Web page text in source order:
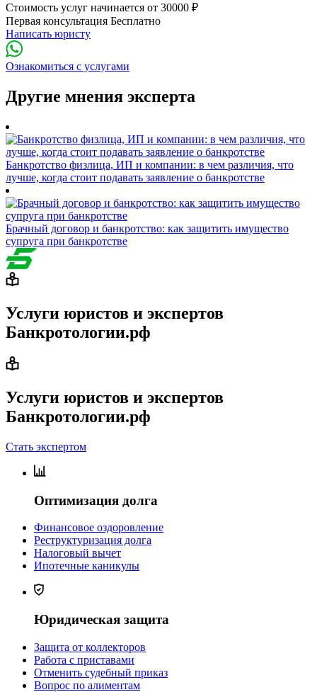
Стоимость услуг начинается от 30000 ₽
Первая консультация Бесплатно
Написать юристу
Ознакомиться с услугами
Другие мнения эксперта
Банкротство физлица, ИП и компании: в чем различия, что
лучше, когда стоит подавать заявление о банкротстве
Брачный договор и банкротство: как защитить имущество
супруга при банкротстве
Услуги юристов и экспертов
Банкротологии.рф
Услуги юристов и экспертов
Банкротологии.рф
Стать экспертом
Оптимизация долга
Финансовое оздоровление
Реструктуризация долга
Налоговый вычет
Ипотечные каникулы
Юридическая защита
Защита от коллекторов
Работа с приставами
Отменить судебный приказ
Вопрос по алиментам